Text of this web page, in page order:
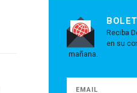
Reciba
en su
mañana.